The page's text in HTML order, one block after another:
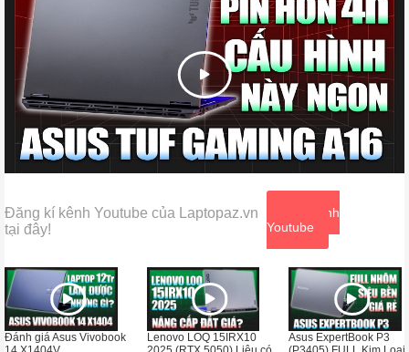
Đăng kí kênh Youtube của Laptopaz.vn
tại đây!
Xem kênh
Youtube
Đánh giá Asus Vivobook
Lenovo LOQ 15IRX10
Asus ExpertBook P3